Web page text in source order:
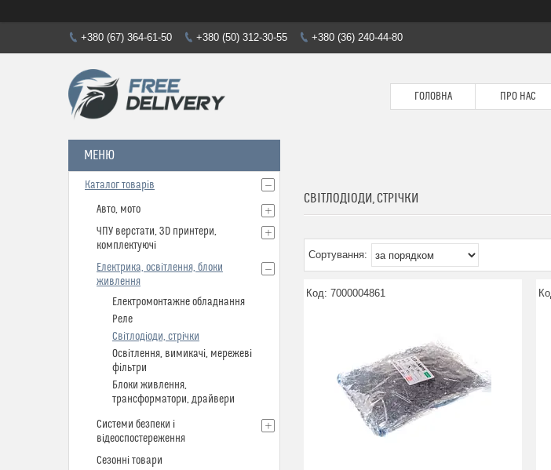
+380 (67) 364-61-50 +380 (50) 312-30-55 +380 (36) 240-44-80
ГОЛОВНА ПРО НАС
СВІТЛОДІОДИ, СТРІЧКИ
7000004861
Каталог товарів
Авто, мото
ЧПУ верстати, 3D принтери,
комплектуючі
Електрика, освітлення, блоки
живлення
Електромонтажне обладнання
Реле
Світлодіоди, стрічки
Освітлення, вимикачі, мережеві
фільтри
Блоки живлення,
трансформатори, драйвери
Системи безпеки і
відеоспостереження
Сезонні товари